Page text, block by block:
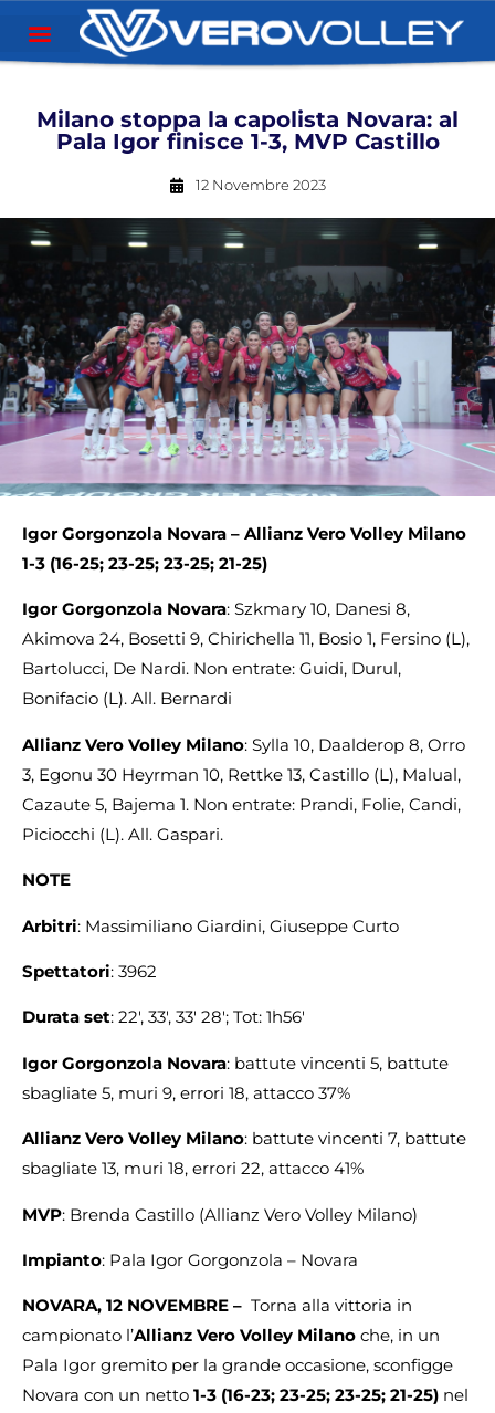
Milano stoppa la capolista Novara: al
Pala Igor finisce 1-3, MVP Castillo
12 Novembre 2023
Igor Gorgonzola Novara – Allianz Vero Volley Milano
1-3 (16-25; 23-25; 23-25; 21-25)
Igor Gorgonzola Novara: Szkmary 10, Danesi 8,
Akimova 24, Bosetti 9, Chirichella 11, Bosio 1, Fersino (L),
Bartolucci, De Nardi. Non entrate: Guidi, Durul,
Bonifacio (L). All. Bernardi
Allianz Vero Volley Milano: Sylla 10, Daalderop 8, Orro
3, Egonu 30 Heyrman 10, Rettke 13, Castillo (L), Malual,
Cazaute 5, Bajema 1. Non entrate: Prandi, Folie, Candi,
Piciocchi (L). All. Gaspari.
NOTE
Arbitri: Massimiliano Giardini, Giuseppe Curto
Spettatori: 3962
Durata set: 22′, 33′, 33′ 28′; Tot: 1h56′
Igor Gorgonzola Novara: battute vincenti 5, battute
sbagliate 5, muri 9, errori 18, attacco 37%
Allianz Vero Volley Milano: battute vincenti 7, battute
sbagliate 13, muri 18, errori 22, attacco 41%
MVP: Brenda Castillo (Allianz Vero Volley Milano)
Impianto: Pala Igor Gorgonzola – Novara
NOVARA, 12 NOVEMBRE – Torna alla vittoria in
campionato l’Allianz Vero Volley Milano che, in un
Pala Igor gremito per la grande occasione, sconfigge
Novara con un netto 1-3 (16-23; 23-25; 23-25; 21-25) nel